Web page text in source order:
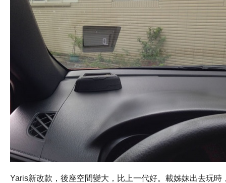
Yaris新改款，後座空間變大，比上一代好。載姊妹出去玩時